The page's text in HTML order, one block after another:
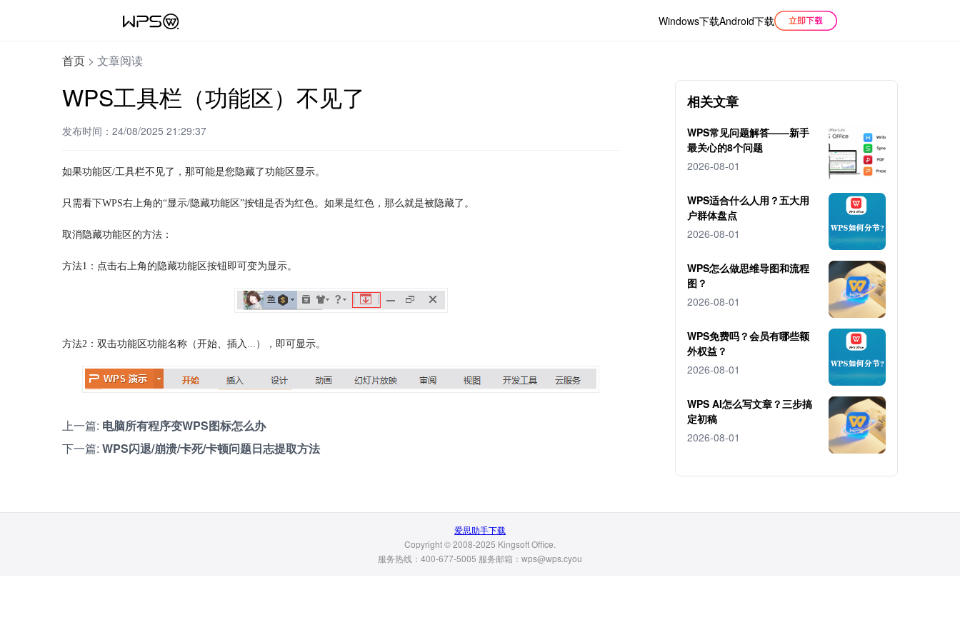
Windows下载Android下载
首页 > 文章阅读
WPS工具栏（功能区）不见了
发布时间：24/08/2025 21:29:37
如果功能区/工具栏不见了，那可能是您隐藏了功能区显示。
只需看下WPS右上角的“显示/隐藏功能区”按钮是否为红色。如果是红色，那么就是被隐藏了。
取消隐藏功能区的方法：
方法1：点击右上角的隐藏功能区按钮即可变为显示。
方法2：双击功能区功能名称（开始、插入...），即可显示。
上一篇: 电脑所有程序变WPS图标怎么办
下一篇: WPS闪退/崩溃/卡死/卡顿问题日志提取方法
相关文章
WPS常见问题解答——新手
最关心的8个问题
2026-08-01
WPS适合什么人用？五大用
户群体盘点
2026-08-01
WPS怎么做思维导图和流程
图？
2026-08-01
WPS免费吗？会员有哪些额
外权益？
2026-08-01
WPS AI怎么写文章？三步搞
定初稿
2026-08-01
爱思助手下载
Copyright © 2008-2025 Kingsoft Office.
服务热线：400-677-5005 服务邮箱：wps@wps.cyou